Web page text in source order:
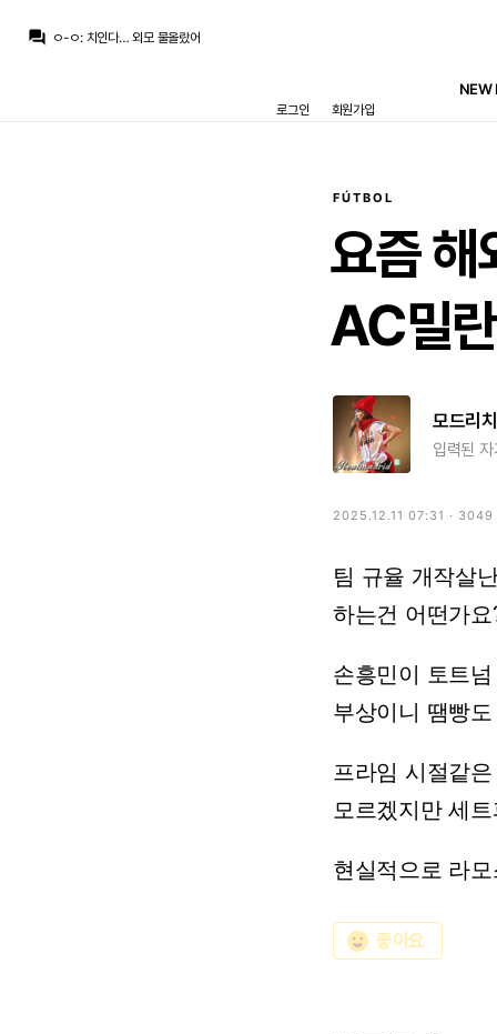
question_answer ㅇ-ㅇ: 치인다… 외모 물올랐어
m.fmkorea.com/best/10189536467
기자: 브뉴데 쿠키 영상에 대해서 알고 있는 것 있습니까? / 가필드: 몰루?
NEW
로그인 회원가입
FÚTBOL
요즘해
AC밀
모드리치
입력된
2025.12.11 07:31 · 3049
팀 규율 개작살
하는건 어떤가
손흥민이 토트넘
부상이니 땜빵도
프라임 시절같은
모르겠지만 세
현실적으로 라
emoji_emotions 좋아요